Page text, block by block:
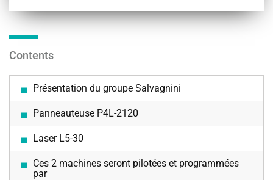
Contents
Présentation du groupe Salvagnini
Panneauteuse P4L-2120
Laser L5-30
Ces 2 machines seront pilotées et programmées
par